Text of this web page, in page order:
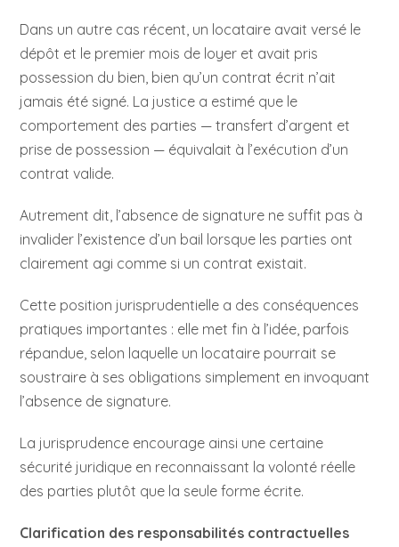
Dans un autre cas récent, un locataire avait versé le
dépôt et le premier mois de loyer et avait pris
possession du bien, bien qu’un contrat écrit n’ait
jamais été signé. La justice a estimé que le
comportement des parties — transfert d’argent et
prise de possession — équivalait à l’exécution d’un
contrat valide.
Autrement dit, l’absence de signature ne suffit pas à
invalider l’existence d’un bail lorsque les parties ont
clairement agi comme si un contrat existait.
Cette position jurisprudentielle a des conséquences
pratiques importantes : elle met fin à l’idée, parfois
répandue, selon laquelle un locataire pourrait se
soustraire à ses obligations simplement en invoquant
l’absence de signature.
La jurisprudence encourage ainsi une certaine
sécurité juridique en reconnaissant la volonté réelle
des parties plutôt que la seule forme écrite.
Clarification des responsabilités contractuelles